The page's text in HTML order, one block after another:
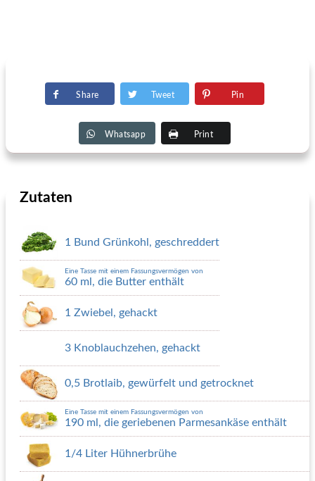
Share Tweet Pin
Whatsapp Print
Zutaten
1 Bund Grünkohl, geschreddert
Eine Tasse mit einem Fassungsvermögen von
60 ml, die Butter enthält
1 Zwiebel, gehackt
3 Knoblauchzehen, gehackt
0,5 Brotlaib, gewürfelt und getrocknet
Eine Tasse mit einem Fassungsvermögen von
190 ml, die geriebenen Parmesankäse enthält
1/4 Liter Hühnerbrühe